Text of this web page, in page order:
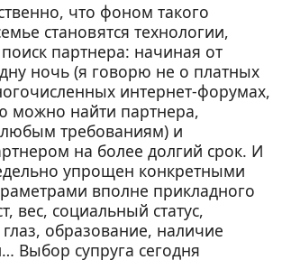
что фоном такого
становятся технологии,
партнера: начиная от
ночь (я говорю не о платных
интернет-форумах,
можно найти партнера,
требованиям) и
на более долгий срок. И
упрощен конкретными
вполне прикладного
вес, социальный статус,
глаз, образование, наличие
Выбор супруга сегодня